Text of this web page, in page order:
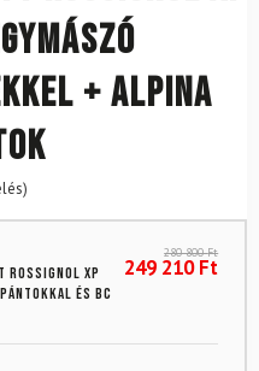
+ Alpina
XP
és BC
280 800Ft
249 210Ft